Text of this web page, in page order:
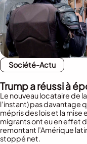
Société-Actu
Trump a réussi à
Le nouveau locataire de
l’instant) pas davantage
mépris des lois et la mise
migrants ont eu en effet
remontant l’Amérique
stoppé net.